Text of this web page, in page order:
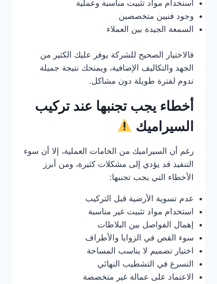
استخدام مواد تثبيت مناسبة وعملية
وجود فنيين متخصصين
السمعة الجيدة بين العملاء
فالاختيار الصحيح للشركة يوفر عليك الكثير من
الجهد والتكاليف الإضافية، ويمنحك نتيجة جميلة
تدوم لفترة طويلة دون مشاكل.
أخطاء يجب تجنبها عند تركيب
السيراميك
رغم أن السيراميك من الخامات العملية، إلا أن سوء
التنفيذ قد يؤدي إلى مشكلات كثيرة، ومن أبرز
الأخطاء التي يجب تجنبها:
عدم تسوية الأرضية قبل التركيب
استخدام مواد تثبيت غير مناسبة
إهمال الفواصل بين البلاطات
سوء القص في الزوايا والأطراف
اختيار تصميم لا يناسب المساحة
التسرع في التشطيب النهائي
الاعتماد على عمالة غير متخصصة